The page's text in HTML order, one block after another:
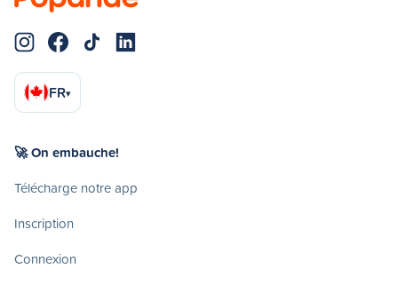
FR▾
🚀 On embauche!
Télécharge notre app
Inscription
Connexion